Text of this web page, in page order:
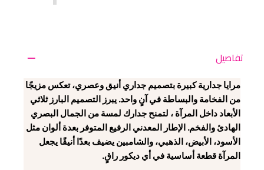
تفاصيل
مرايا جدارية كبيرة بتصميم جداري أنيق وعصري، تعكس مزيجًا
من الفخامة والبساطة في آنٍ واحد. يبرز التصميم البارز ثلاثي
الأبعاد داخل المرآة ، لتمنح جدارك لمسة من الجمال البصري
الهادئ والفخم. الإطار المعدني الرفيع المتوفر بعدة ألوان مثل
الأسود، الأبيض، الذهبي، والشامبين يضيف بعدًا أنيقًا يجعل
المرآة قطعة أساسية في أي ديكور راقٍ.